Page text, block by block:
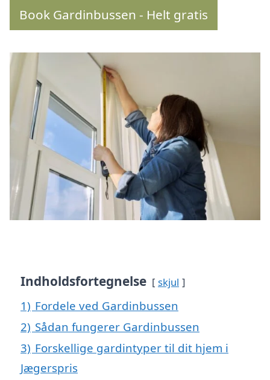
Book Gardinbussen - Helt gratis
Indholdsfortegnelse skjul
1) Fordele ved Gardinbussen
2) Sådan fungerer Gardinbussen
3) Forskellige gardintyper til dit hjem i
Jægerspris